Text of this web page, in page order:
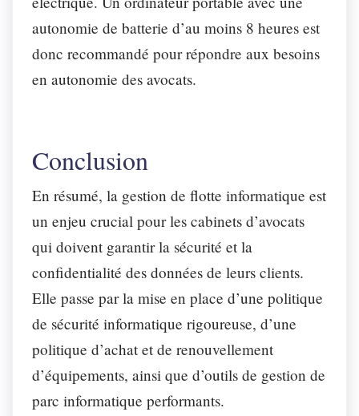
autonomie de batterie d’au moins 8 heures est
donc recommandé pour répondre aux besoins
en autonomie des avocats.
Conclusion
En résumé, la gestion de flotte informatique est
un enjeu crucial pour les cabinets d’avocats
qui doivent garantir la sécurité et la
confidentialité des données de leurs clients.
Elle passe par la mise en place d’une politique
de sécurité informatique rigoureuse, d’une
politique d’achat et de renouvellement
d’équipements, ainsi que d’outils de gestion de
parc informatique performants.